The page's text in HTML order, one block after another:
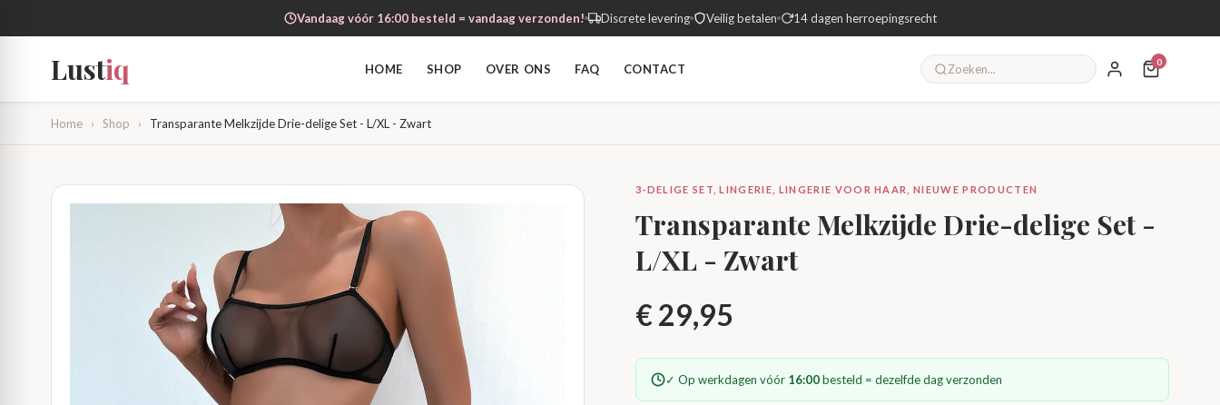
Vandaag vóór 16:00 besteld = vandaag verzonden! Discrete levering Veilig betalen 14 dagen herroepingsrecht
Lustiq HOME SHOP OVER ONS FAQ CONTACT
0
Home › Shop › Transparante Melkzijde Drie-delige Set - L/XL - Zwart
3-DELIGE SET, LINGERIE, LINGERIE VOOR HAAR, NIEUWE PRODUCTEN
Transparante Melkzijde Drie-delige Set -
L/XL - Zwart
€29,95
✓ Op werkdagen vóór 16:00besteld = dezelfde dag verzonden